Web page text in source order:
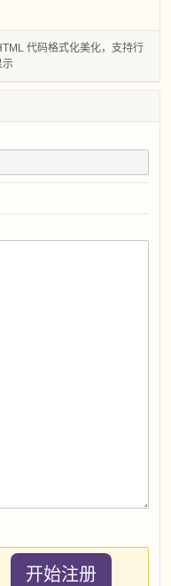
代码格式化美化，支持行
示
开始注册